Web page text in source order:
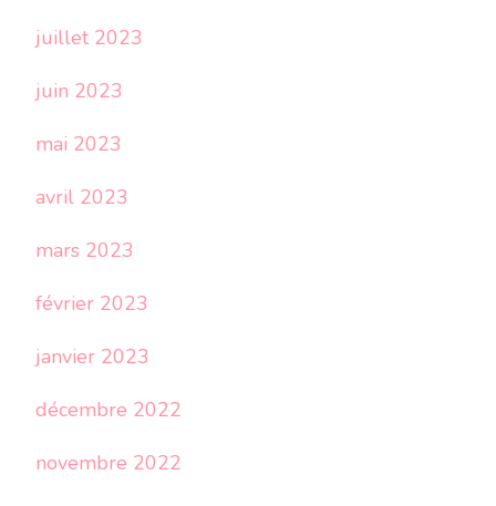
juillet 2023
juin 2023
mai 2023
avril 2023
mars 2023
février 2023
janvier 2023
décembre 2022
novembre 2022